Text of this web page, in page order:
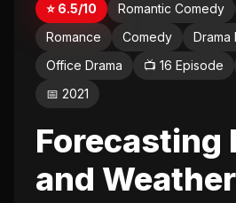
⭐ 6.5/10 Romantic Comedy
Romance
Comedy
Drama
Office Drama
📺 16 Episode
📅 2021
Forecasting
and